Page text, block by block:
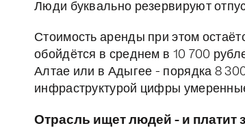
Люди буквально резервируют
Стоимость аренды при этом
обойдётся в среднем в 10 700
Алтае или в Адыгее - порядка 8
инфраструктурой цифры
Отрасль ищет людей - и платит